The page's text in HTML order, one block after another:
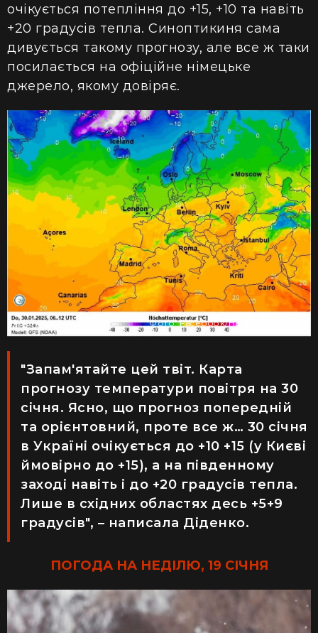
очікується потепління до +15, +10 та навіть
+20 градусів тепла. Синоптикиня сама
дивується такому прогнозу, але все ж таки
посилається на офіційне німецьке
джерело, якому довіряє.
Прогноз погоди Фото: Facebook/Наталка Діденко
"Запам'ятайте цей твіт. Карта
прогнозу температури повітря на 30
січня. Ясно, що прогноз попередній
та орієнтовний, проте все ж… 30 січня
в Україні очікується до +10 +15 (у Києві
ймовірно до +15), а на південному
заході навіть і до +20 градусів тепла.
Лише в східних областях десь +5+9
градусів", – написала Діденко.
ПОГОДА НА НЕДІЛЮ, 19 СІЧНЯ